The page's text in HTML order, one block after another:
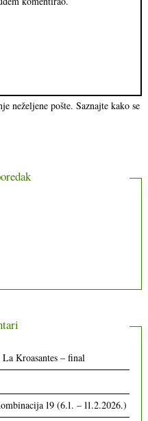
neželjene pošte. Saznajte kako se
Kroasantes – final
19 (6.1. – 11.2.2026.)